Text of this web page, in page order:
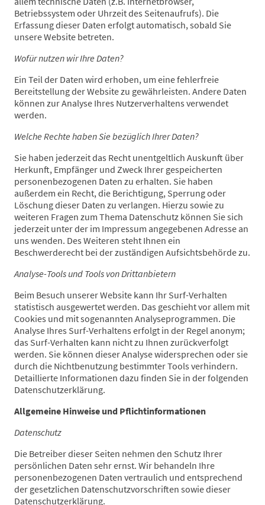
Betriebssystem oder Uhrzeit des Seitenaufrufs). Die
Erfassung dieser Daten erfolgt automatisch, sobald Sie
unsere Website betreten.
Wofür nutzen wir Ihre Daten?
Ein Teil der Daten wird erhoben, um eine fehlerfreie
Bereitstellung der Website zu gewährleisten. Andere Daten
können zur Analyse Ihres Nutzerverhaltens verwendet
werden.
Welche Rechte haben Sie bezüglich Ihrer Daten?
Sie haben jederzeit das Recht unentgeltlich Auskunft über
Herkunft, Empfänger und Zweck Ihrer gespeicherten
personenbezogenen Daten zu erhalten. Sie haben
außerdem ein Recht, die Berichtigung, Sperrung oder
Löschung dieser Daten zu verlangen. Hierzu sowie zu
weiteren Fragen zum Thema Datenschutz können Sie sich
jederzeit unter der im Impressum angegebenen Adresse an
uns wenden. Des Weiteren steht Ihnen ein
Beschwerderecht bei der zuständigen Aufsichtsbehörde zu.
Analyse-Tools und Tools von Drittanbietern
Beim Besuch unserer Website kann Ihr Surf-Verhalten
statistisch ausgewertet werden. Das geschieht vor allem mit
Cookies und mit sogenannten Analyseprogrammen. Die
Analyse Ihres Surf-Verhaltens erfolgt in der Regel anonym;
das Surf-Verhalten kann nicht zu Ihnen zurückverfolgt
werden. Sie können dieser Analyse widersprechen oder sie
durch die Nichtbenutzung bestimmter Tools verhindern.
Detaillierte Informationen dazu finden Sie in der folgenden
Datenschutzerklärung.
Allgemeine Hinweise und Pflicht­informationen
Datenschutz
Die Betreiber dieser Seiten nehmen den Schutz Ihrer
persönlichen Daten sehr ernst. Wir behandeln Ihre
personenbezogenen Daten vertraulich und entsprechend
der gesetzlichen Datenschutzvorschriften sowie dieser
Datenschutzerklärung.